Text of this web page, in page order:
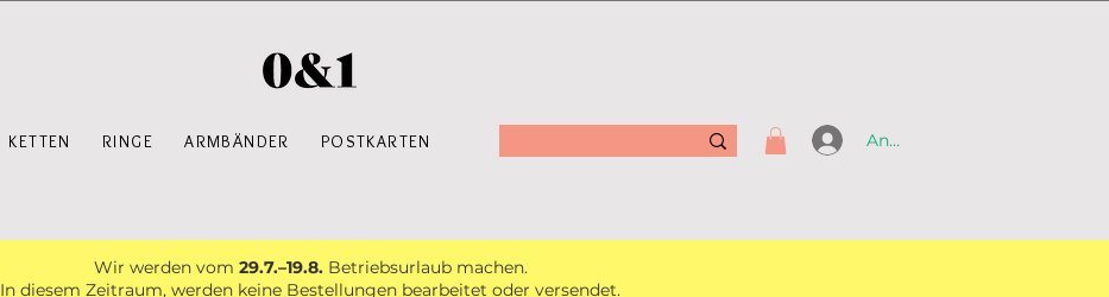
KETTEN RINGE ARMBÄNDER POSTKARTEN Anmelden
Wir werden vom 29.7.–19.8.Betriebsurlaub machen.
In diesem Zeitraum, werden keine Bestellungen bearbeitet oder versendet.